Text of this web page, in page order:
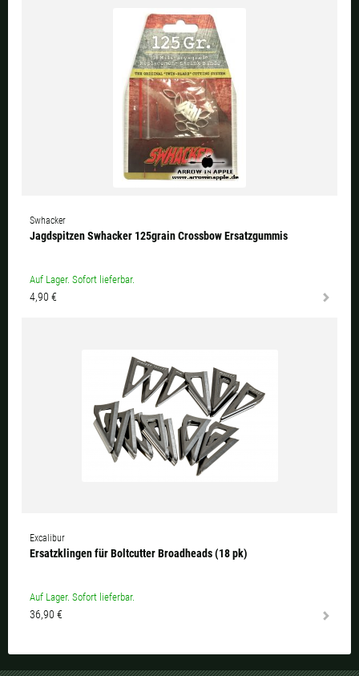
Swhacker
Jagdspitzen Swhacker 125grain Crossbow Ersatzgummis
Auf Lager. Sofort lieferbar.
4,90 €
Excalibur
Ersatzklingen für Boltcutter Broadheads (18 pk)
Auf Lager. Sofort lieferbar.
36,90 €